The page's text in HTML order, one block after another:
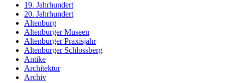
19. Jahrhundert
20. Jahrhundert
Altenburg
Altenburger Museen
Altenburger Praxisjahr
Altenburger Schlossberg
Antike
Architektur
Archiv